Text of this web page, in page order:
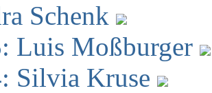
Schenk
Luis Moßburger
Silvia Kruse